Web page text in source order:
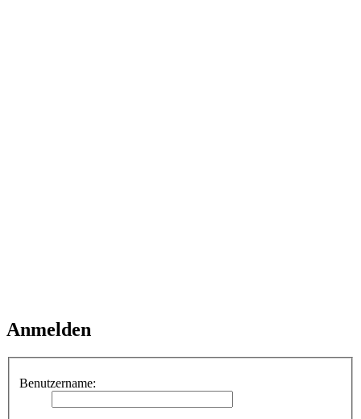
Anmelden
Benutzername: